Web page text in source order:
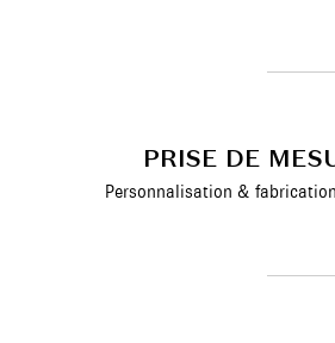
PRISE DE
Personnalisation &